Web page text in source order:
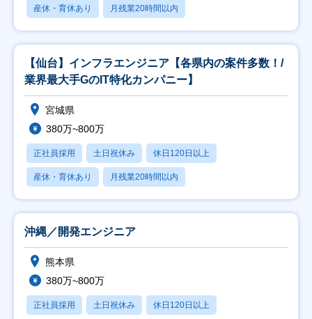
産休・育休あり 月残業20時間以内
【仙台】インフラエンジニア【各県内の案件多数！/
業界最大手GのIT特化カンパニー】
宮城県
380万~800万
正社員採用 土日祝休み 休日120日以上
産休・育休あり 月残業20時間以内
沖縄／開発エンジニア
熊本県
380万~800万
正社員採用 土日祝休み 休日120日以上